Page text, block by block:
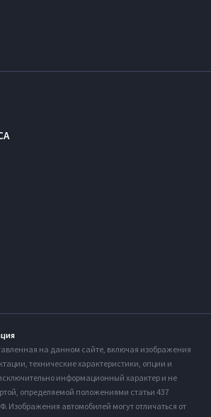
на данном сайте, включая изображения
технические характеристики, опции и
информационный характер и не
определяемой положениями статьи 437
Изображения автомобилей могут отличаться от